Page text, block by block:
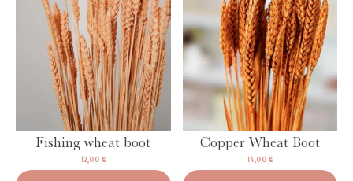
Fishing wheat boot
12,00 €
Copper Wheat Boot
14,00 €